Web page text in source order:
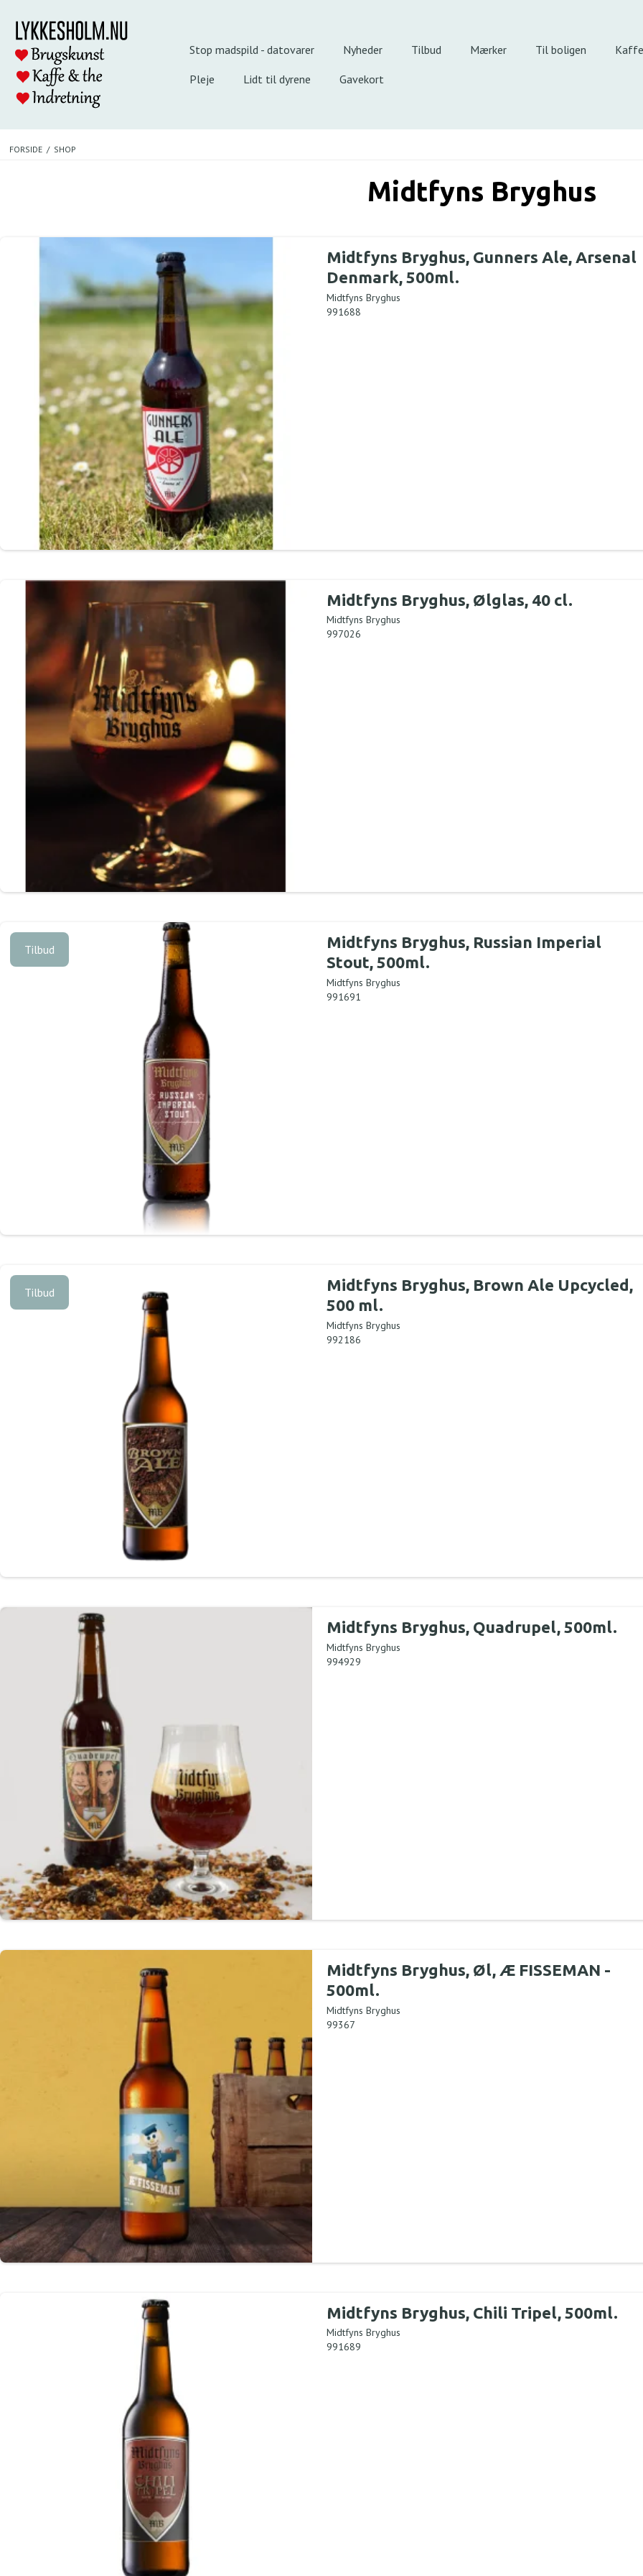
Stop madspild - datovarer Nyheder Tilbud Mærker Til boligen Kaffe
Pleje Lidt til dyrene Gavekort
FORSIDE / SHOP
Midtfyns Bryghus
Midtfyns Bryghus, Gunners Ale, Arsenal
Denmark, 500ml.
Midtfyns Bryghus
991688
Midtfyns Bryghus, Ølglas, 40 cl.
Midtfyns Bryghus
997026
Tilbud
Midtfyns Bryghus, Russian Imperial
Stout, 500ml.
Midtfyns Bryghus
991691
Tilbud
Midtfyns Bryghus, Brown Ale Upcycled,
500 ml.
Midtfyns Bryghus
992186
Midtfyns Bryghus, Quadrupel, 500ml.
Midtfyns Bryghus
994929
Midtfyns Bryghus, Øl, Æ FISSEMAN -
500ml.
Midtfyns Bryghus
99367
Midtfyns Bryghus, Chili Tripel, 500ml.
Midtfyns Bryghus
991689